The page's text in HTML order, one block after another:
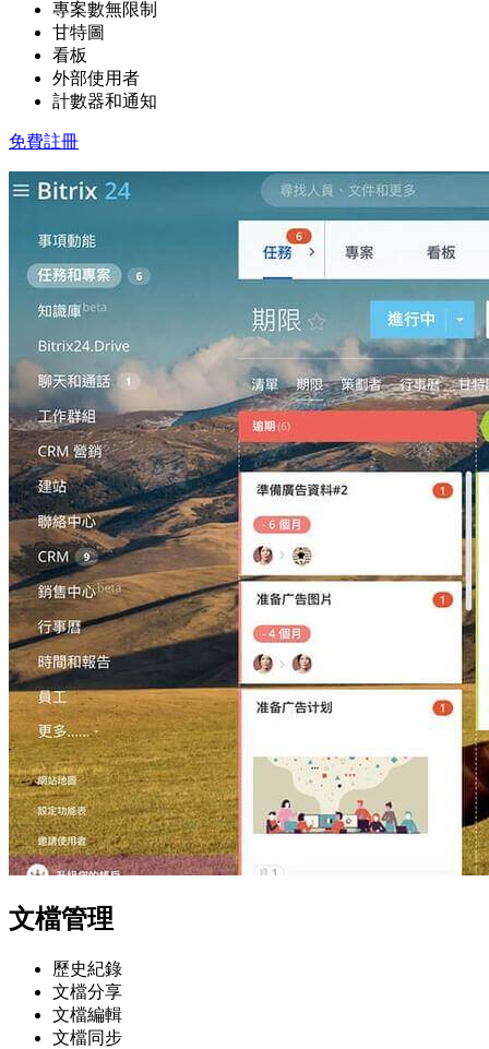
專案數無限制
甘特圖
看板
外部使用者
計數器和通知
免費註冊
文檔管理
歷史紀錄
文檔分享
文檔編輯
文檔同步